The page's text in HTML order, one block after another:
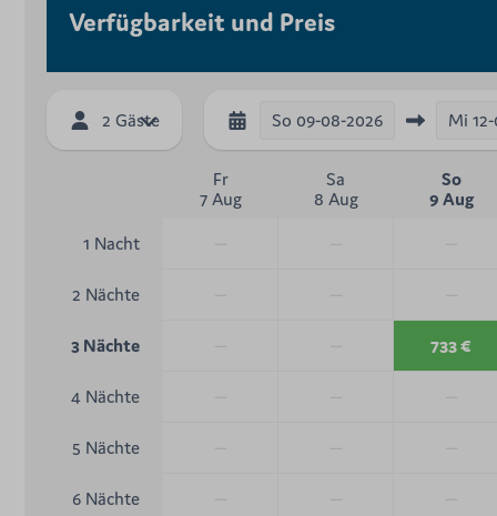
Verfügbarkeit und Preis
2 Gäste So 09-08-2026 Mi
Fr
7 Aug
Sa
8 Aug
So
9 Aug
1 Nacht
2 Nächte
3 Nächte 733 €
4 Nächte
5 Nächte
6 Nächte